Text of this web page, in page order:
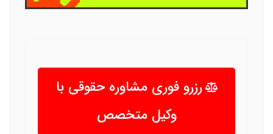
رزرو فوری مشاوره حقوقی با
وکیل متخصص